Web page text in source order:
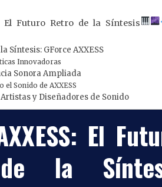
El Futuro Retro de la Síntesis
Síntesis: GForce AXXESS
Innovadoras
Sonora Ampliada
el Sonido de AXXESS
y Diseñadores de Sonido
El
la